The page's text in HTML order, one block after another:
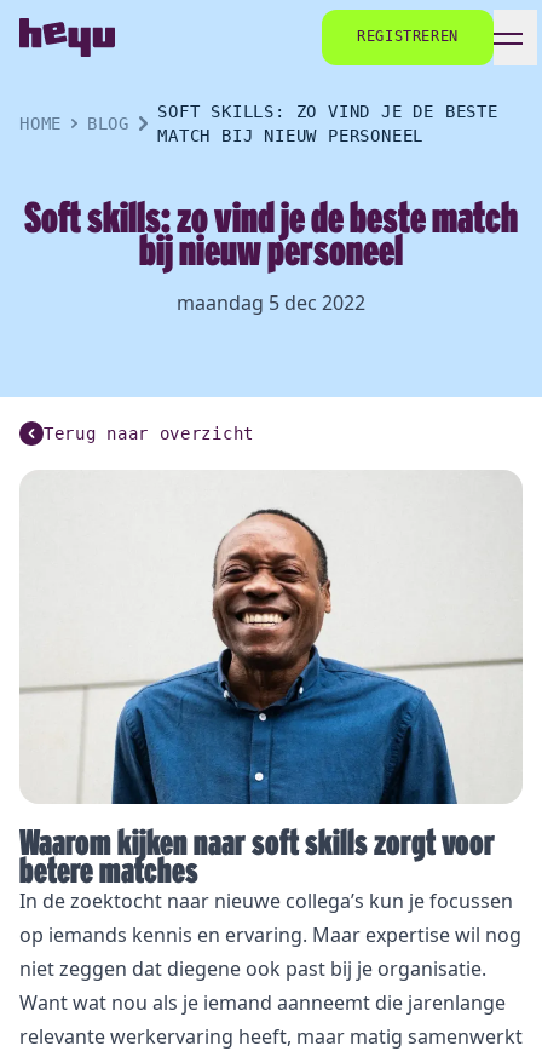
REGISTREREN
HOME BLOG
SOFT SKILLS: ZO VIND JE DE BESTE
MATCH BIJ NIEUW PERSONEEL
Soft skills: zo vind je de beste match
bij nieuw personeel
maandag 5 dec 2022
Terug naar overzicht
Waarom kijken naar soft skills zorgt voor
betere matches
In de zoektocht naar nieuwe collega’s kun je focussen
op iemands kennis en ervaring. Maar expertise wil nog
niet zeggen dat diegene ook past bij je organisatie.
Want wat nou als je iemand aanneemt die jarenlange
relevante werkervaring heeft, maar matig samenwerkt